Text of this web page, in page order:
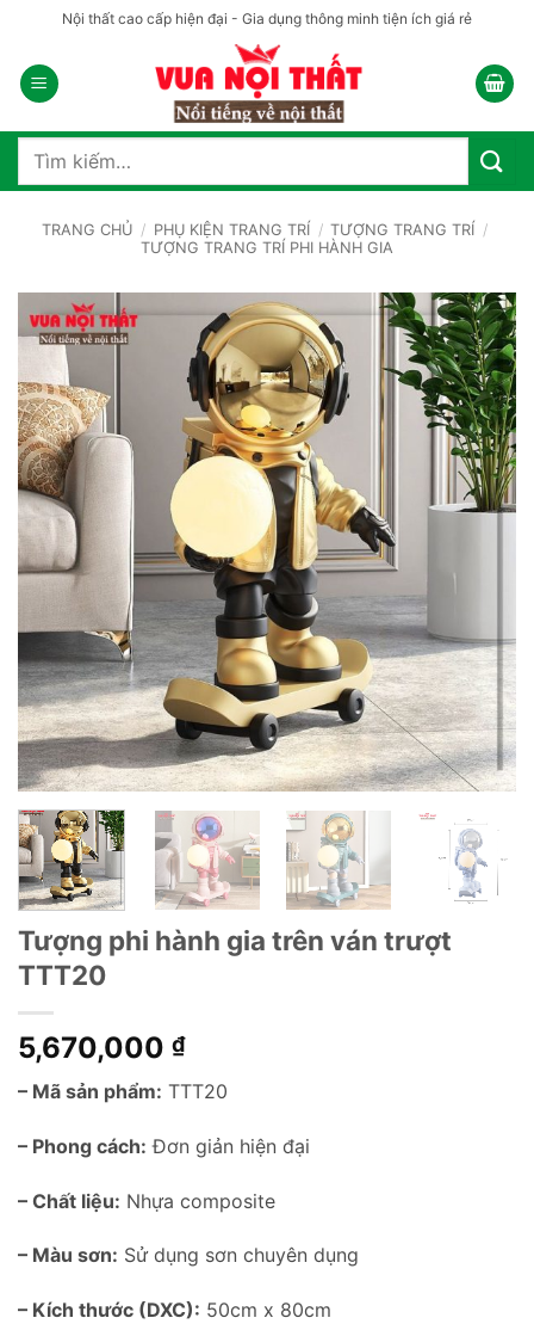
nội
dung
Nội thất cao cấp hiện đại - Gia dụng thông minh tiện ích giá rẻ
Tìm
TRANG CHỦ / PHỤ KIỆN TRANG TRÍ / TƯỢNG TRANG TRÍ /
TƯỢNG TRANG TRÍ PHI HÀNH GIA
Tượng phi hành gia trên ván trượt
TTT20
5,670,000 ₫
– Mã sản phẩm: TTT20
– Phong cách: Đơn giản hiện đại
– Chất liệu: Nhựa composite
– Màu sơn: Sử dụng sơn chuyên dụng
– Kích thước (DXC): 50cm x 80cm